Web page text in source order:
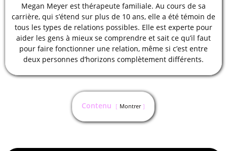
Megan Meyer est thérapeute familiale. Au cours de sa
carrière, qui s’étend sur plus de 10 ans, elle a été témoin de
tous les types de relations possibles. Elle est experte pour
aider les gens à mieux se comprendre et sait ce qu’il faut
pour faire fonctionner une relation, même si c’est entre
deux personnes d’horizons complètement différents.
Contenu Montrer